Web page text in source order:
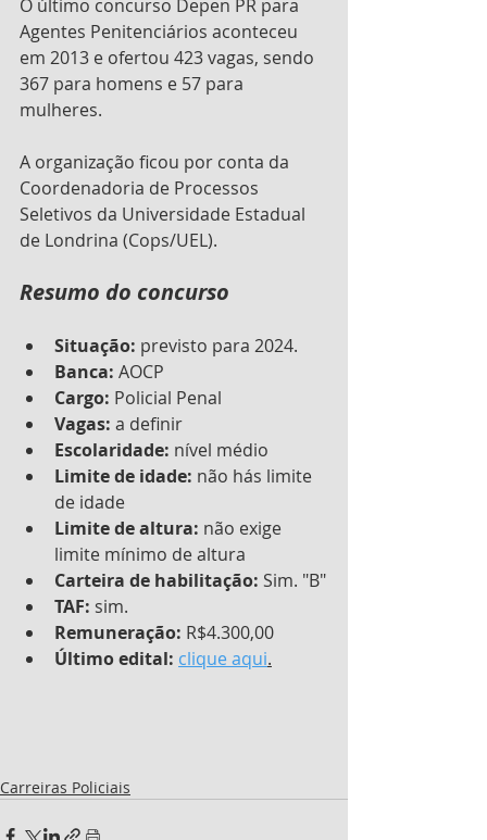
O último concurso Depen PR para
Agentes Penitenciários aconteceu
em 2013 e ofertou 423 vagas, sendo
367 para homens e 57 para
mulheres.
A organização ficou por conta da
Coordenadoria de Processos
Seletivos da Universidade Estadual
de Londrina (Cops/UEL).
Resumo do concurso
Situação: previsto para 2024.
Banca: AOCP
Cargo: Policial Penal
Vagas: a definir
Escolaridade: nível médio
Limite de idade: não hás limite
de idade
Limite de altura: não exige
limite mínimo de altura
Carteira de habilitação: Sim. "B"
TAF: sim.
Remuneração: R$4.300,00
Último edital: clique aqui.
Carreiras Policiais